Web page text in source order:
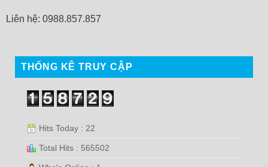
Liên hệ: 0988.857.857
THỐNG KÊ TRUY CẬP
Hits Today : 22
Total Hits : 565502